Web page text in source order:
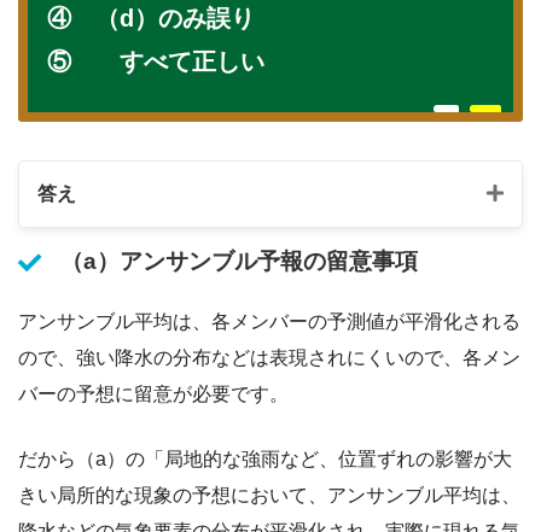
④ （d）のみ誤り
⑤ すべて正しい
答え
（a）アンサンブル予報の留意事項
アンサンブル平均は、各メンバーの予測値が平滑化される
ので、強い降水の分布などは表現されにくいので、各メン
バーの予想に留意が必要です。
だから（a）の「局地的な強雨など、位置ずれの影響が大
きい局所的な現象の予想において、アンサンブル平均は、